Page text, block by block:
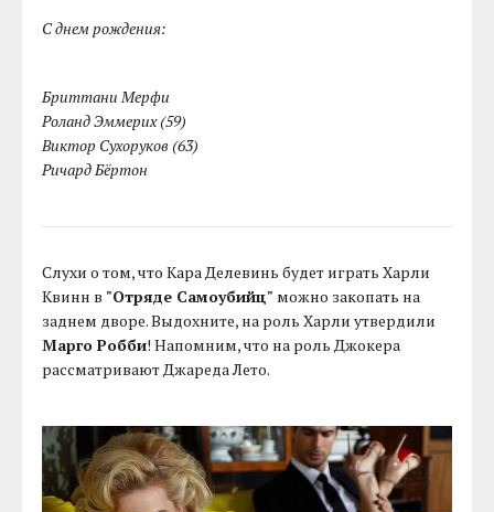
С днем рождения:
Бриттани Мерфи
Роланд Эммерих (59)
Виктор Сухоруков (63)
Ричард Бёртон
Слухи о том, что Кара Делевинь будет играть Харли
Квинн в "Отряде Самоубийц" можно закопать на
заднем дворе. Выдохните, на роль Харли утвердили
Марго Робби! Напомним, что на роль Джокера
рассматривают Джареда Лето.